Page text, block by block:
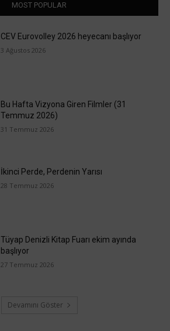
MOST POPULAR
CEV Eurovolley 2026 heyecanı başlıyor
3 Ağustos 2026
Bu Hafta Vizyona Giren Filmler (31
Temmuz 2026)
31 Temmuz 2026
İkinci Perde, Perdenin Yarısı
28 Temmuz 2026
Tüyap Denizli Kitap Fuarı ekim ayında
başlıyor
27 Temmuz 2026
Devamını Göster